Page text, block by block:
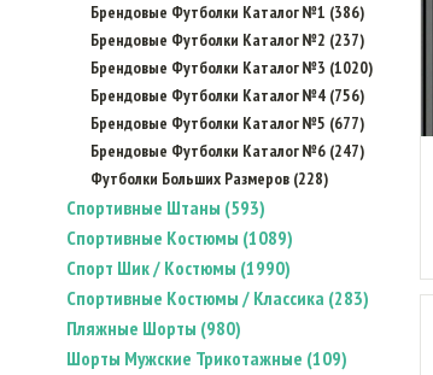
Брендовые Футболки Каталог №1 (386)
Брендовые Футболки Каталог №2 (237)
Брендовые Футболки Каталог №3 (1020)
Брендовые Футболки Каталог №4 (756)
Брендовые Футболки Каталог №5 (677)
Брендовые Футболки Каталог №6 (247)
Футболки Больших Размеров (228)
Спортивные Штаны (593)
Спортивные Костюмы (1089)
Спорт Шик / Костюмы (1990)
Спортивные Костюмы / Классика (283)
Пляжные Шорты (980)
Шорты Мужские Трикотажные (109)